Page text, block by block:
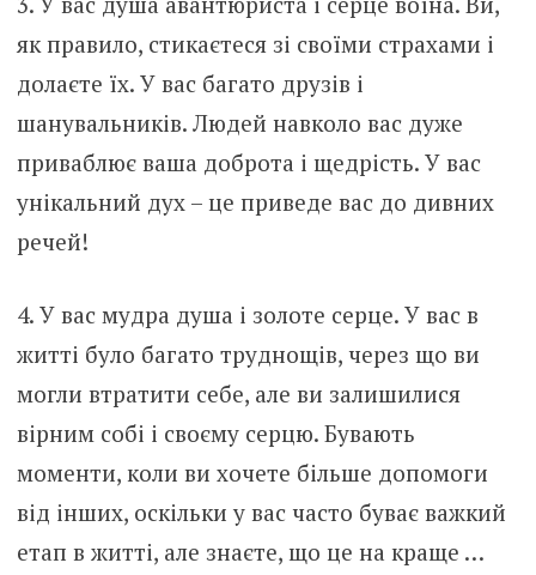
як правило, стикаєтеся зі своїми страхами і
долаєте їх. У вас багато друзів і
шанувальників. Людей навколо вас дуже
приваблює ваша доброта і щедрість. У вас
унікальний дух – це приведе вас до дивних
речей!
4. У вас мудра душа і золоте серце. У вас в
житті було багато труднощів, через що ви
могли втратити себе, але ви залишилися
вірним собі і своєму серцю. Бувають
моменти, коли ви хочете більше допомоги
від інших, оскільки у вас часто буває важкий
етап в житті, але знаєте, що це на краще …